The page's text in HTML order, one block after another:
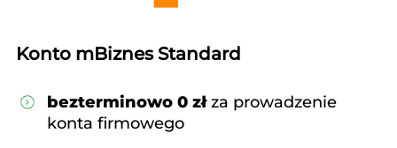
Konto mBiznes Standard
bezterminowo 0 złza prowadzenie
konta firmowego